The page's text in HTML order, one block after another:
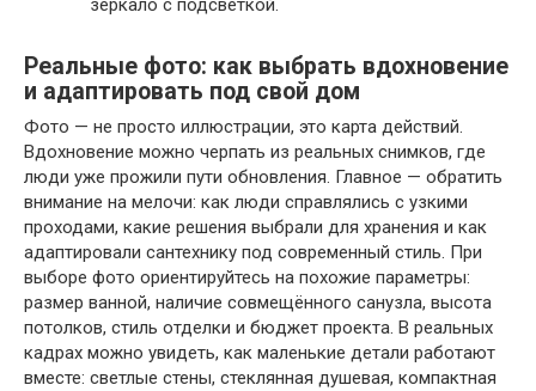
зеркало с подсветкой.
Реальные фото: как выбрать вдохновение
и адаптировать под свой дом
Фото — не просто иллюстрации, это карта действий.
Вдохновение можно черпать из реальных снимков, где
люди уже прожили пути обновления. Главное — обратить
внимание на мелочи: как люди справлялись с узкими
проходами, какие решения выбрали для хранения и как
адаптировали сантехнику под современный стиль. При
выборе фото ориентируйтесь на похожие параметры:
размер ванной, наличие совмещённого санузла, высота
потолков, стиль отделки и бюджет проекта. В реальных
кадрах можно увидеть, как маленькие детали работают
вместе: светлые стены, стеклянная душевая, компактная